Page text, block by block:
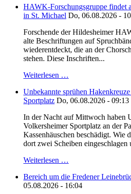
HAWK-Forschungsgruppe findet
in St. Michael Do, 06.08.2026 -
Forschende der Hildesheimer
alte Beschriftungen auf
wiederentdeckt, die an der
stehen. Diese Inschriften...
Weiterlesen …
Unbekannte sprühen
Sportplatz Do, 06.08.2026 - 09:13
In der Nacht auf Mittwoch haben
Volkersheimer Sportplatz an der
Kassenhäuschen beschädigt. Wie
dort zwei Scheiben eingeschlagen
Weiterlesen …
Bereich um die Fredener
05.08.2026 - 16:04